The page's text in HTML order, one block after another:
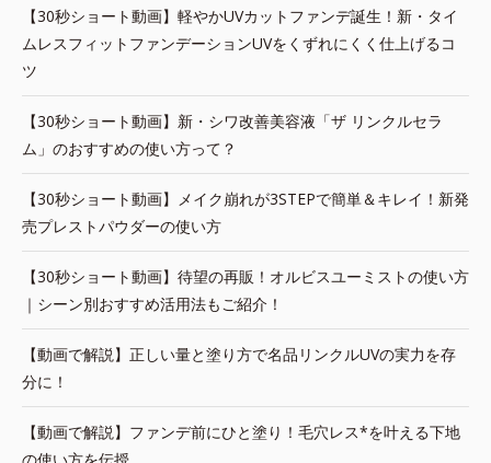
【30秒ショート動画】軽やかUVカットファンデ誕生！新・タイ
ムレスフィットファンデーションUVをくずれにくく仕上げるコ
ツ
【30秒ショート動画】新・シワ改善美容液「ザ リンクルセラ
ム」のおすすめの使い方って？
【30秒ショート動画】メイク崩れが3STEPで簡単＆キレイ！新発
売プレストパウダーの使い方
【30秒ショート動画】待望の再販！オルビスユーミストの使い方
｜シーン別おすすめ活用法もご紹介！
【動画で解説】正しい量と塗り方で名品リンクルUVの実力を存
分に！
【動画で解説】ファンデ前にひと塗り！毛穴レス*を叶える下地